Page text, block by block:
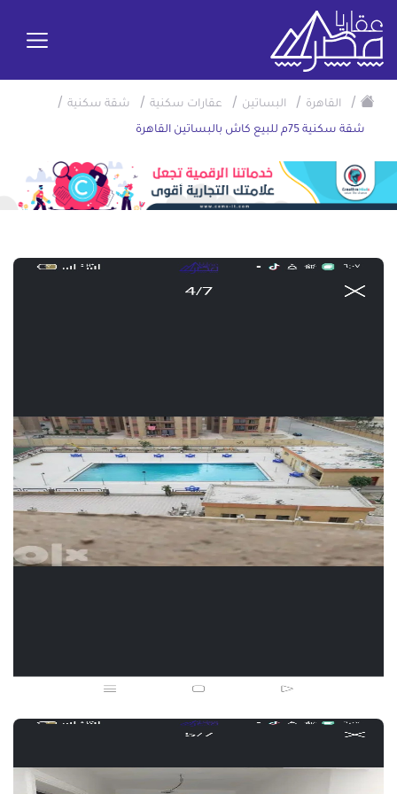
/ القاهرة / البساتين / عقارات سكنية / شقة سكنية /
شقة سكنية 75م للبيع كاش بالبساتين القاهرة